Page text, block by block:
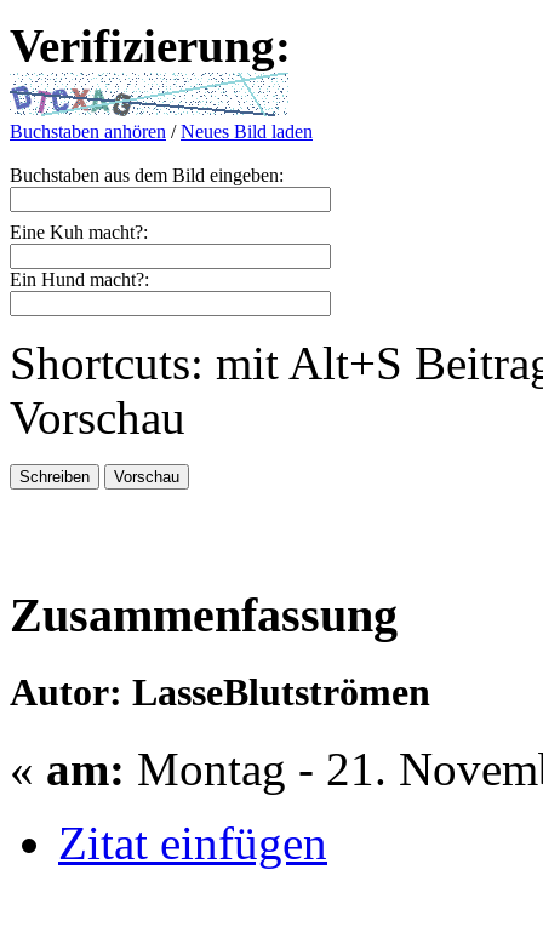
Verifizierung:
Buchstaben anhören /Neues Bild laden
Buchstaben aus dem Bild eingeben:
Eine Kuh macht?:
Ein Hund macht?:
Shortcuts: mit Alt+S
Vorschau
Zusammenfassung
Autor: LasseBlutströmen
« am: Montag - 21.
Zitat einfügen